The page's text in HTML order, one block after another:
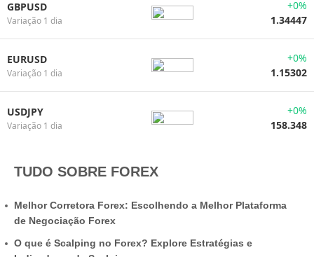
GBPUSD
Variação 1 dia
+0%
1.34447
EURUSD
Variação 1 dia
+0%
1.15302
USDJPY
Variação 1 dia
+0%
158.348
TUDO SOBRE FOREX
Melhor Corretora Forex: Escolhendo a Melhor Plataforma
de Negociação Forex
O que é Scalping no Forex? Explore Estratégias e